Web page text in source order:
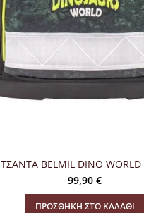
ΤΣΑΝΤΑ BELMIL DINO WORLD
99,90 €
ΠΡΟΣΘΉΚΗ ΣΤΟ ΚΑΛΆΘΙ